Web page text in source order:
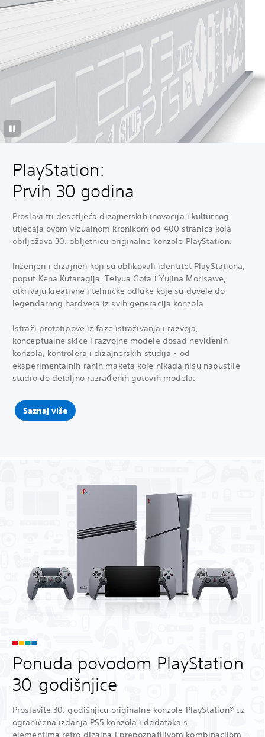
PlayStation:
Prvih 30 godina
Proslavi tri desetljeća dizajnerskih inovacija i kulturnog
utjecaja ovom vizualnom kronikom od 400 stranica koja
obilježava 30. obljetnicu originalne konzole PlayStation.
Inženjeri i dizajneri koji su oblikovali identitet PlayStationa,
poput Kena Kutaragija, Teiyua Gota i Yujina Morisawe,
otkrivaju kreativne i tehničke odluke koje su dovele do
legendarnog hardvera iz svih generacija konzola.
Istraži prototipove iz faze istraživanja i razvoja,
konceptualne skice i razvojne modele dosad neviđenih
konzola, kontrolera i dizajnerskih studija - od
eksperimentalnih ranih maketa koje nikada nisu napustile
studio do detaljno razrađenih gotovih modela.
Saznaj više
Ponuda povodom PlayStation
30. godišnjice
Proslavite 30. godišnjicu originalne konzole PlayStation® uz
ograničena izdanja PS5 konzola i dodataka s
elementima retro dizajna i prepoznatljivom kombinacijom